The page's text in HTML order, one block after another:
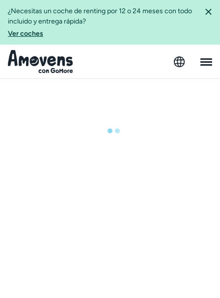
¿Necesitas un coche de renting por 12 o 24 meses con todo
incluido y entrega rápida?
Ver coches